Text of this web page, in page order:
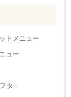
トメニュー
ュー
タ－